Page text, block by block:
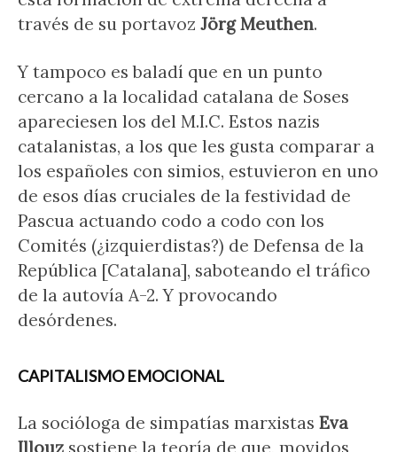
través de su portavoz Jörg Meuthen.
Y tampoco es baladí que en un punto
cercano a la localidad catalana de Soses
apareciesen los del M.I.C. Estos nazis
catalanistas, a los que les gusta comparar a
los españoles con simios, estuvieron en uno
de esos días cruciales de la festividad de
Pascua actuando codo a codo con los
Comités (¿izquierdistas?) de Defensa de la
República [Catalana], saboteando el tráfico
de la autovía A-2. Y provocando
desórdenes.
CAPITALISMO EMOCIONAL
La socióloga de simpatías marxistas Eva
Illouz sostiene la teoría de que, movidos